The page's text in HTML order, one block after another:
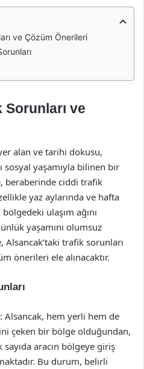
ve Çözüm Önerileri
Sorunları ve
alan ve tarihi dokusu,
yaşamıyla bilinen bir
beraberinde ciddi trafik
yaz aylarında ve hafta
ulaşım ağını
yaşamını olumsuz
trafik sorunları
önerileri ele alınacaktır.
: Alsancak, hem yerli hem de
çeken bir bölge olduğundan,
sayıda aracın bölgeye giriş
Bu durum, belirli